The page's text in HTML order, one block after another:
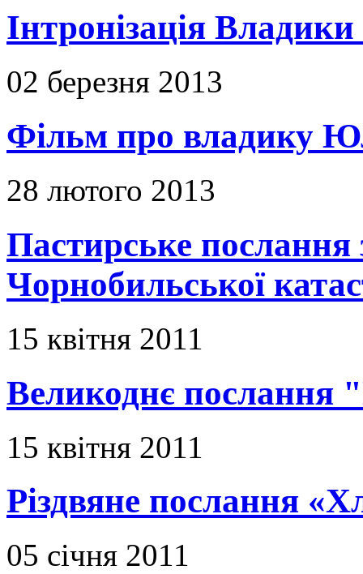
Інтронізація
02 березня 2013
Фільм про владику
28 лютого 2013
Пастирське послання
Чорнобильської
15 квітня 2011
Великоднє послання
15 квітня 2011
Різдвяне послання
05 січня 2011